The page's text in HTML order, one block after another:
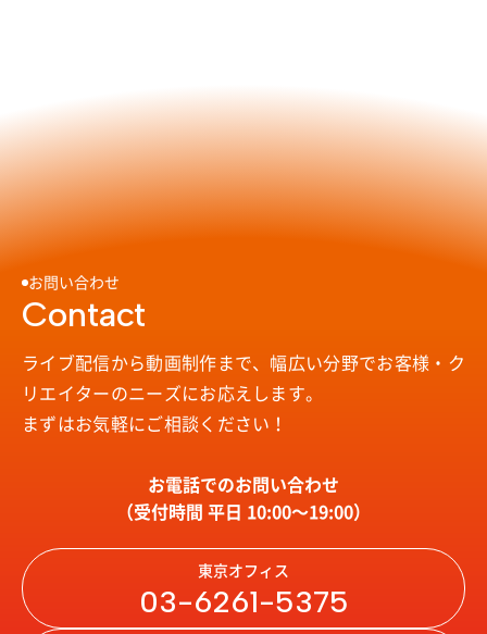
お問い合わせ
Contact
ライブ配信から動画制作まで、幅広い分野でお客様・ク
リエイターのニーズにお応えします。
まずはお気軽にご相談ください！
お電話でのお問い合わせ
（受付時間 平日 10:00〜19:00）
東京オフィス
03-6261-5375